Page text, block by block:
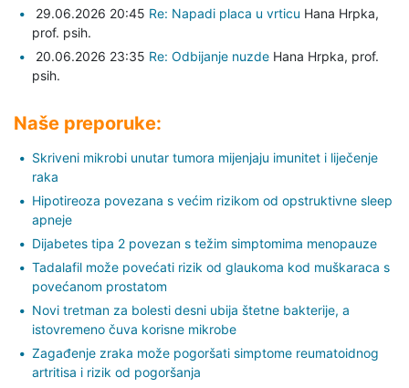
29.06.2026 20:45 Re: Napadi placa u vrticu Hana Hrpka,
prof. psih.
20.06.2026 23:35 Re: Odbijanje nuzde Hana Hrpka, prof.
psih.
Naše preporuke:
Skriveni mikrobi unutar tumora mijenjaju imunitet i liječenje
raka
Hipotireoza povezana s većim rizikom od opstruktivne sleep
apneje
Dijabetes tipa 2 povezan s težim simptomima menopauze
Tadalafil može povećati rizik od glaukoma kod muškaraca s
povećanom prostatom
Novi tretman za bolesti desni ubija štetne bakterije, a
istovremeno čuva korisne mikrobe
Zagađenje zraka može pogoršati simptome reumatoidnog
artritisa i rizik od pogoršanja